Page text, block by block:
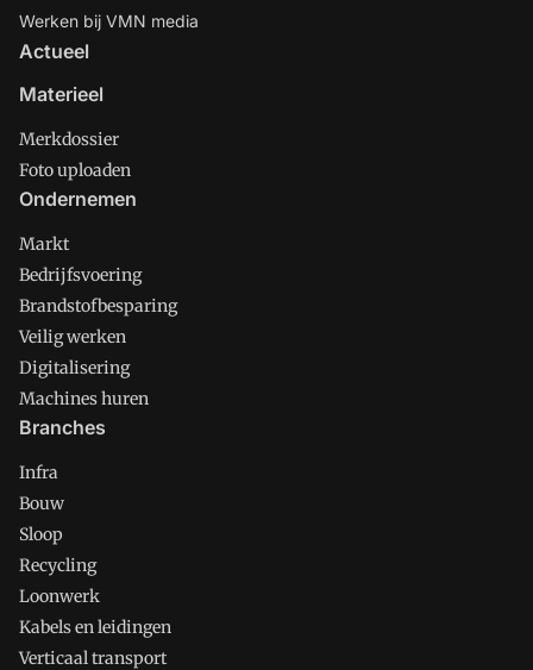
Werken bij VMN media
Actueel
Materieel
Merkdossier
Foto uploaden
Ondernemen
Markt
Bedrijfsvoering
Brandstofbesparing
Veilig werken
Digitalisering
Machines huren
Branches
Infra
Bouw
Sloop
Recycling
Loonwerk
Kabels en leidingen
Verticaal transport